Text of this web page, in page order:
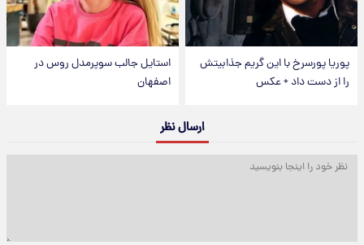
پوریا پورسرخ با این گریم جذابیتش
را از دست داد + عکس
استایل جالب سوپرمدل روس در
اصفهان
ارسال نظر